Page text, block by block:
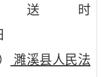
时
濉溪县人民法